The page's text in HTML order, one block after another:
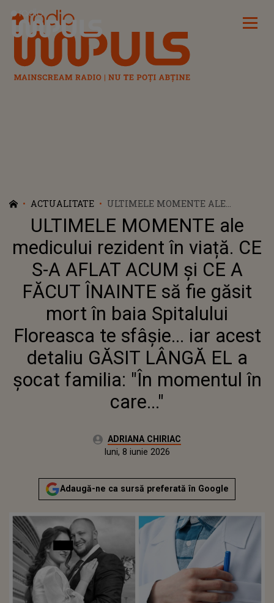
Radio Impuls
ACTUALITATE
ULTIMELE MOMENTE ALE
MEDICULUI REZIDENT ÎN VIAȚĂ.
CE S-A AFLAT ACUM ŞI CE A
FĂCUT ÎNAINTE SĂ FIE GĂSIT
MORT ÎN BAIA SPITALULUI
FLOREASCA TE SFÂŞIE... IAR ACEST
DETALIU GĂSIT LÂNGĂ EL A ŞOCAT
FAMILIA: "ÎN MOMENTUL ÎN
CARE..."
ULTIMELE MOMENTE ale
medicului rezident în viață. CE
S-A AFLAT ACUM şi CE A
FĂCUT ÎNAINTE să fie găsit
mort în baia Spitalului
Floreasca te sfâşie... iar acest
detaliu GĂSIT LÂNGĂ EL a
şocat familia: "În momentul în
care..."
Autor:ADRIANA CHIRIAC
Actualizat:
luni, 8 iunie 2026
Adaugă-ne ca sursă preferată în Google